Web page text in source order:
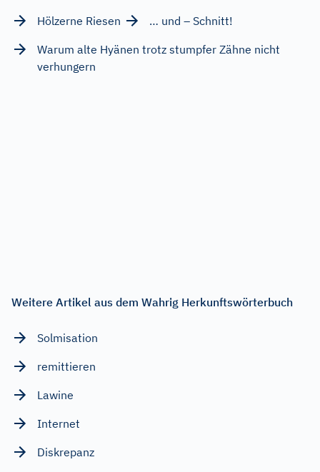
Hölzerne Riesen
… und – Schnitt!
Warum alte Hyänen trotz stumpfer Zähne nicht
verhungern
Weitere Artikel aus dem Wahrig Herkunftswörterbuch
Solmisation
remittieren
Lawine
Internet
Diskrepanz